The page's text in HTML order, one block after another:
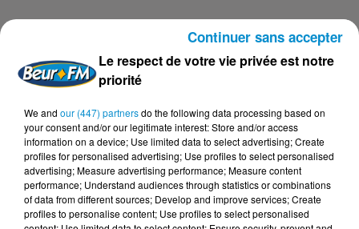
Le respect de votre vie privée est notre
priorité
We and our (447) partnersdo the following data processing based on
your consent and/or our legitimate interest: Store and/or access
information on a device; Use limited data to select advertising; Create
profiles for personalised advertising; Use profiles to select personalised
advertising; Measure advertising performance; Measure content
performance; Understand audiences through statistics or combinations
of data from different sources; Develop and improve services; Create
profiles to personalise content; Use profiles to select personalised
Continuer sans accepter